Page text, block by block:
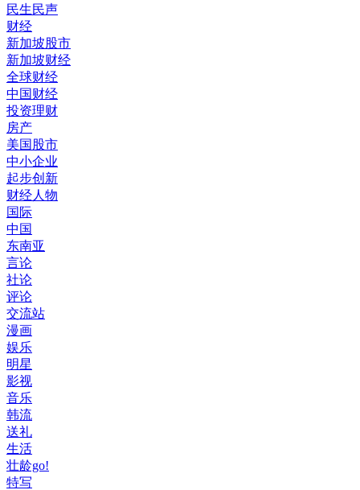
民生民声
财经
新加坡股市
新加坡财经
全球财经
中国财经
投资理财
房产
美国股市
中小企业
起步创新
财经人物
国际
中国
东南亚
言论
社论
评论
交流站
漫画
娱乐
明星
影视
音乐
韩流
送礼
生活
壮龄go!
特写